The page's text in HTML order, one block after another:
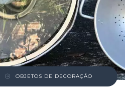
OBJETOS DE DECORAÇÃO